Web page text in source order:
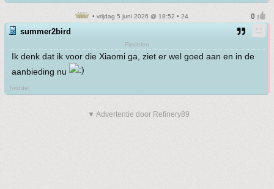
• vrijdag 5 juni 2026 @ 18:52 • 24
summer2bird
Fiedelen
Ik denk dat ik voor die Xiaomi ga, ziet er wel goed aan en in de
aanbieding nu
Twiddel
▼ Advertentie door Refinery89